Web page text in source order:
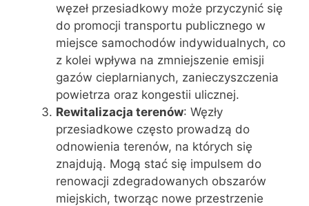
węzeł przesiadkowy może przyczynić się
do promocji transportu publicznego w
miejsce samochodów indywidualnych, co
z kolei wpływa na zmniejszenie emisji
gazów cieplarnianych, zanieczyszczenia
powietrza oraz kongestii ulicznej.
Rewitalizacja terenów: Węzły
przesiadkowe często prowadzą do
odnowienia terenów, na których się
znajdują. Mogą stać się impulsem do
renowacji zdegradowanych obszarów
miejskich, tworząc nowe przestrzenie